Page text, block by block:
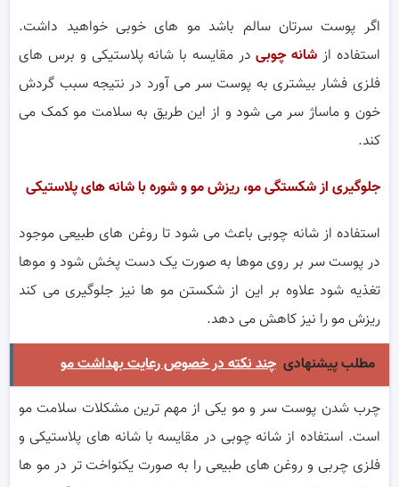
اگر پوست سرتان سالم باشد مو های خوبی خواهید داشت.
استفاده از شانه چوبیدر مقایسه با شانه پلاستیکی و برس های
فلزی فشار بیشتری به پوست سر می آورد در نتیجه سبب گردش
خون و ماساژ سر می شود و از این طریق به سلامت مو کمک می
کند.
جلوگیری از شکستگی مو، ریزش مو و شوره با شانه های پلاستیکی
استفاده از شانه چوبی باعث می شود تا روغن های طبیعی موجود
در پوست سر بر روی موها به صورت یک دست پخش شود و موها
تغذیه شود علاوه بر این از شکستن مو ها نیز جلوگیری می کند
ریزش مو را نیز کاهش می دهد.
مطلب پیشنهادی چند نکته در خصوص رعایت بهداشت مو
چرب شدن پوست سر و مو یکی از مهم ترین مشکلات سلامت مو
است. استفاده از شانه چوبی در مقایسه با شانه های پلاستیکی و
فلزی چربی و روغن های طبیعی را به صورت یکنواخت تر در مو ها